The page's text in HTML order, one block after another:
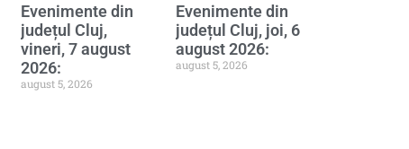
Evenimente din
județul Cluj,
vineri, 7 august
2026:
august 5, 2026
Evenimente din
județul Cluj, joi, 6
august 2026:
august 5, 2026